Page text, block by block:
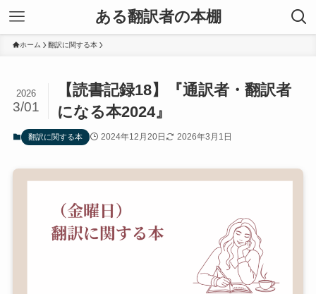
ある翻訳者の本棚
ホーム 翻訳に関する本
【読書記録18】『通訳者・翻訳者
になる本2024』
2026
3/01
翻訳に関する本 2024年12月20日 2026年3月1日